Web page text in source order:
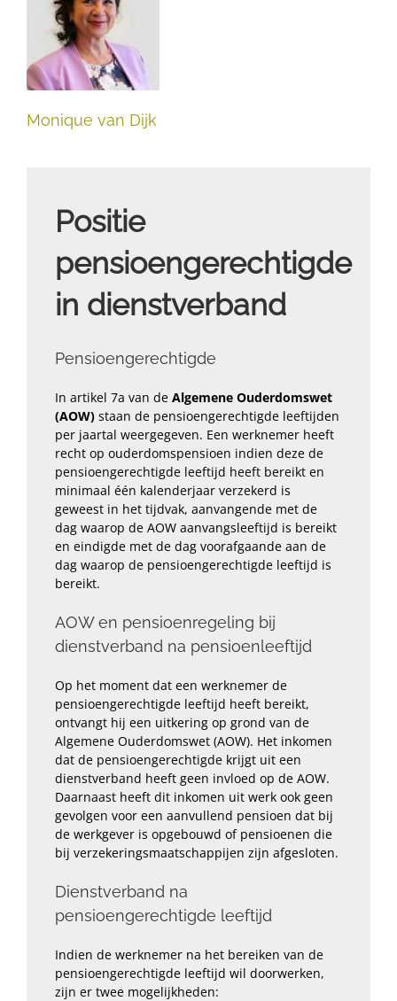
Monique van Dijk
Positie
pensioengerechtigde
in dienstverband
Pensioengerechtigde
In artikel 7a van de Algemene Ouderdomswet
(AOW) staan de pensioengerechtigde leeftijden
per jaartal weergegeven. Een werknemer heeft
recht op ouderdomspensioen indien deze de
pensioengerechtigde leeftijd heeft bereikt en
minimaal één kalenderjaar verzekerd is
geweest in het tijdvak, aanvangende met de
dag waarop de AOW aanvangsleeftijd is bereikt
en eindigde met de dag voorafgaande aan de
dag waarop de pensioengerechtigde leeftijd is
bereikt.
AOW en pensioenregeling bij
dienstverband na pensioenleeftijd
Op het moment dat een werknemer de
pensioengerechtigde leeftijd heeft bereikt,
ontvangt hij een uitkering op grond van de
Algemene Ouderdomswet (AOW). Het inkomen
dat de pensioengerechtigde krijgt uit een
dienstverband heeft geen invloed op de AOW.
Daarnaast heeft dit inkomen uit werk ook geen
gevolgen voor een aanvullend pensioen dat bij
de werkgever is opgebouwd of pensioenen die
bij verzekeringsmaatschappijen zijn afgesloten.
Dienstverband na
pensioengerechtigde leeftijd
Indien de werknemer na het bereiken van de
pensioengerechtigde leeftijd wil doorwerken,
zijn er twee mogelijkheden: